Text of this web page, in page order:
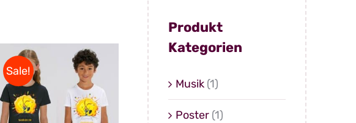
Sale!
Produkt
Kategorien
Musik (1)
Poster (1)